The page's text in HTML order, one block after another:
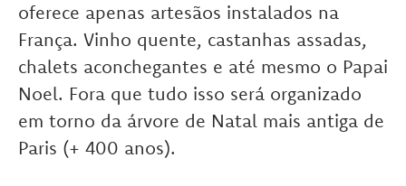
oferece apenas artesãos instalados na
França. Vinho quente, castanhas assadas,
chalets aconchegantes e até mesmo o Papai
Noel. Fora que tudo isso será organizado
em torno da árvore de Natal mais antiga de
Paris (+ 400 anos).